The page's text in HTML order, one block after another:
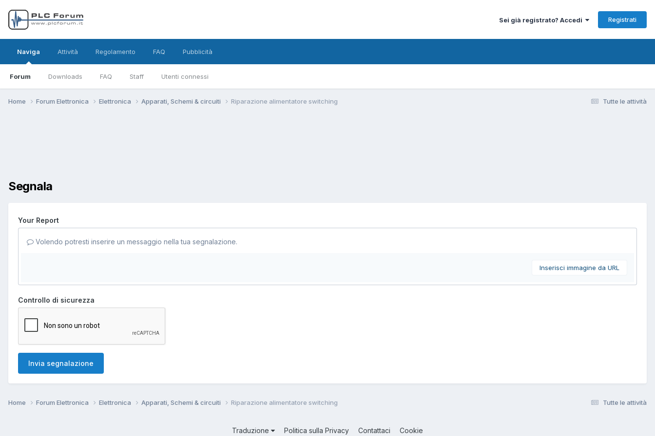
Sei già registrato? Accedi Registrati
Naviga
Forum Downloads FAQ Staff Utenti connessi
Attività Regolamento FAQ Pubblicità
Tutte le attività
Home Forum Elettronica Elettronica Apparati, Schemi & circuiti Riparazione alimentatore switching
Segnala
Your Report
Volendo potresti inserire un messaggio nella tua segnalazione.
Inserisci immagine da URL
Controllo di sicurezza
Invia segnalazione
Tutte le attività
Home Forum Elettronica Elettronica Apparati, Schemi & circuiti Riparazione alimentatore switching
Traduzione Politica sulla Privacy Contattaci Cookie